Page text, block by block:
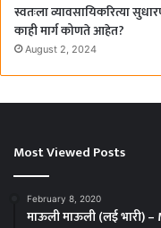
स्वतःला व्यावसायिकरित्या
काही मार्ग कोणते आहेत?
August 2, 2024
Most Viewed Posts
February 8, 2020
माऊली माऊली (लई भारी)